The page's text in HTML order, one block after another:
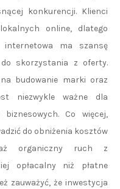
konkurencji. Klienci
online, dlatego
internetowa ma szansę
skorzystania z oferty.
budowanie marki oraz
niezwykle ważne dla
Co więcej,
do obniżenia kosztów
organiczny ruch z
opłacalny niż płatne
zauważyć, że inwestycja